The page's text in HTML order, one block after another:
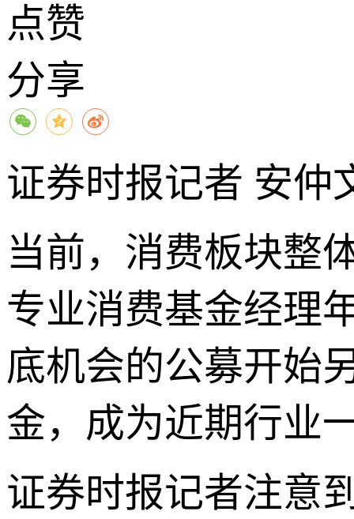
点赞
分享
证券时报记者 安仲
当前，消费板块整
专业消费基金经理
底机会的公募开始
金，成为近期行业
证券时报记者注意